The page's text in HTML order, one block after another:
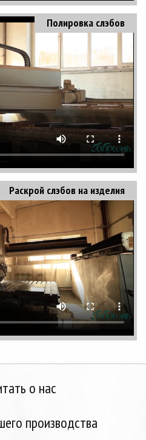
Полировка слэбов
Раскрой слэбов на изделия
о нас
производства